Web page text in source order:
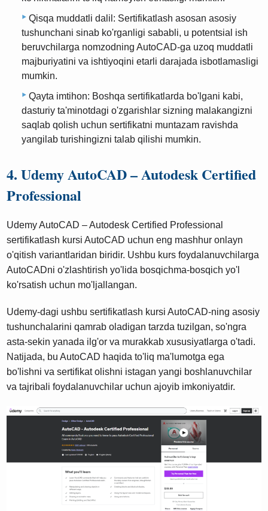
Qisqa muddatli dalil: Sertifikatlash asosan asosiy
tushunchani sinab ko'rganligi sababli, u potentsial ish
beruvchilarga nomzodning AutoCAD-ga uzoq muddatli
majburiyatini va ishtiyoqini etarli darajada isbotlamasligi
mumkin.
Qayta imtihon: Boshqa sertifikatlarda bo'lgani kabi,
dasturiy ta'minotdagi o'zgarishlar sizning malakangizni
saqlab qolish uchun sertifikatni muntazam ravishda
yangilab turishingizni talab qilishi mumkin.
4. Udemy AutoCAD – Autodesk Certified
Professional
Udemy AutoCAD – Autodesk Certified Professional
sertifikatlash kursi AutoCAD uchun eng mashhur onlayn
o'qitish variantlaridan biridir. Ushbu kurs foydalanuvchilarga
AutoCADni o'zlashtirish yo'lida bosqichma-bosqich yo'l
ko'rsatish uchun mo'ljallangan.
Udemy-dagi ushbu sertifikatlash kursi AutoCAD-ning asosiy
tushunchalarini qamrab oladigan tarzda tuzilgan, so'ngra
asta-sekin yanada ilg'or va murakkab xususiyatlarga o'tadi.
Natijada, bu AutoCAD haqida to'liq ma'lumotga ega
bo'lishni va sertifikat olishni istagan yangi boshlanuvchilar
va tajribali foydalanuvchilar uchun ajoyib imkoniyatdir.